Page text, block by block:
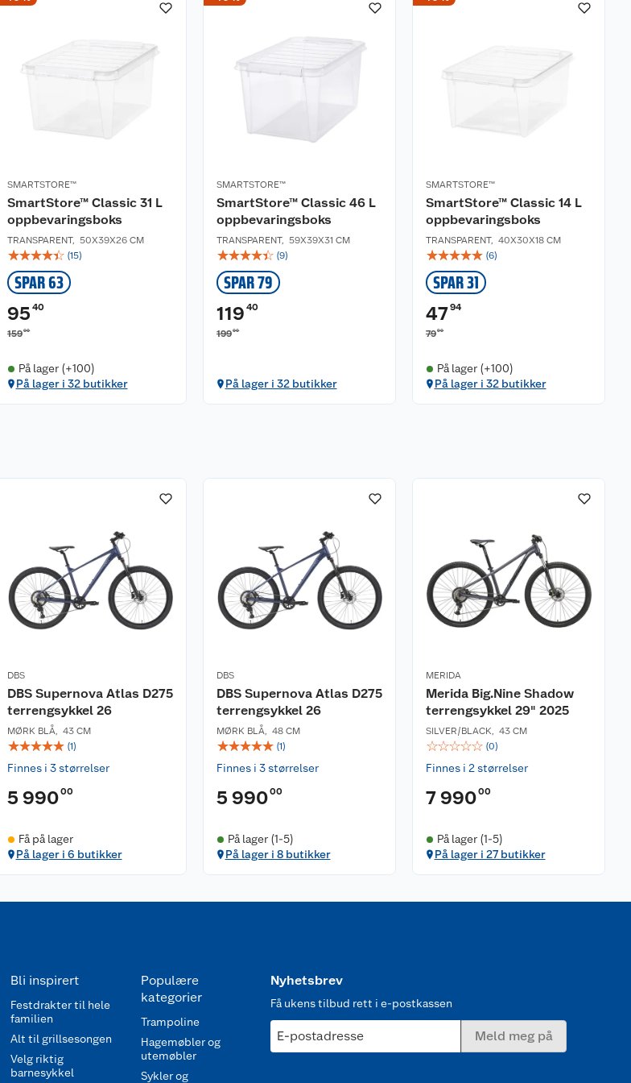
SMARTSTORE™
SmartStore™ Classic 31 L
oppbevaringsboks
TRANSPARENT, 50X39X26 CM
☆☆☆☆☆ (15)
SPAR 63
95 40
15900
På lager (+100)
På lager i 32 butikker
SMARTSTORE™
SmartStore™ Classic 46 L
oppbevaringsboks
TRANSPARENT, 59X39X31 CM
☆☆☆☆☆ (9)
SPAR 79
119 40
19900
På lager i 32 butikker
SMARTSTORE™
SmartStore™ Classic 14 L
oppbevaringsboks
TRANSPARENT, 40X30X18 CM
☆☆☆☆☆ (6)
SPAR 31
4794
7990
På lager (+100)
På lager i 32 butikker
DBS
DBS Supernova Atlas D275
terrengsykkel 26
MØRK BLÅ, 43 CM
☆☆☆☆☆ (1)
Finnes i 3 størrelser
5 99000
Få på lager
På lager i 6 butikker
DBS
DBS Supernova Atlas D275
terrengsykkel 26
MØRK BLÅ, 48 CM
☆☆☆☆☆ (1)
Finnes i 3 størrelser
5 99000
På lager (1-5)
På lager i 8 butikker
MERIDA
Merida Big.Nine Shadow
terrengsykkel 29" 2025
SILVER/BLACK, 43 CM
☆☆☆☆☆ (0)
Finnes i 2 størrelser
7 99000
På lager (1-5)
På lager i 27 butikker
Bli inspirert
Festdrakter til hele
familien
Alt til grillsesongen
Velg riktig
barnesykkel
Populære
kategorier
Trampoline
Hagemøbler og
utemøbler
Sykler og
Nyhetsbrev
Få ukens tilbud rett i e-postkassen
E-postadresse Meld meg på